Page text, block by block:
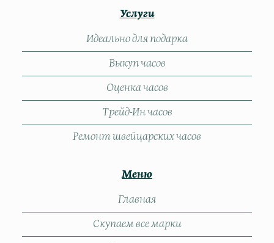
Услуги
Идеально для подарка
Выкуп часов
Оценка часов
Трейд-Ин часов
Ремонт швейцарских часов
Меню
Главная
Скупаем все марки